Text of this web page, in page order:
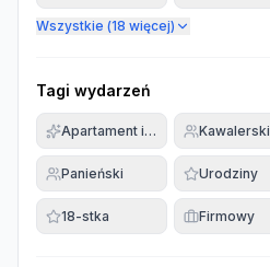
Wszystkie (18 więcej)
Tagi wydarzeń
Apartament imprezowyKawalerski
Panieński Urodziny
18-stka Firmowy